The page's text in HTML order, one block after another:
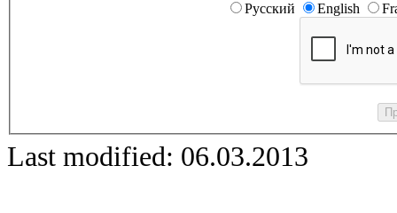
Русский English
Last modified: 06.03.2013